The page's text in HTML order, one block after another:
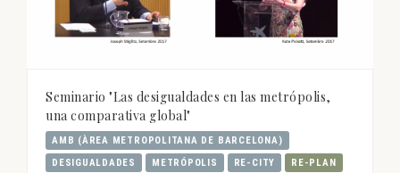
Seminario "Las desigualdades en las metrópolis,
una comparativa global"
AMB (ÀREA METROPOLITANA DE BARCELONA)
DESIGUALDADES
METRÓPOLIS RE-CITY RE-PLAN